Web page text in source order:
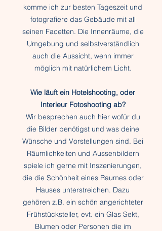
komme ich zur besten Tageszeit und
fotografiere das Gebäude mit all
seinen Facetten. Die Innenräume, die
Umgebung und selbstverständlich
auch die Aussicht, wenn immer
möglich mit natürlichem Licht.
Wie läuft ein Hotelshooting, oder
Interieur Fotoshooting ab?
Wir besprechen auch hier wofür du
die Bilder benötigst und was deine
Wünsche und Vorstellungen sind. Bei
Räumlichkeiten und Aussenbildern
spiele ich gerne mit Inszenierungen,
die die Schönheit eines Raumes oder
Hauses unterstreichen. Dazu
gehören z.B. ein schön angerichteter
Frühstücksteller, evt. ein Glas Sekt,
Blumen oder Personen die im